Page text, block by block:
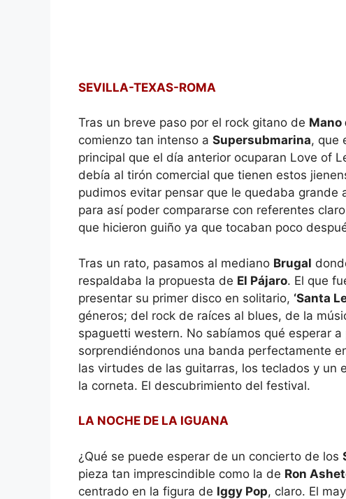
SEVILLA-TEXAS-ROMA
Tras un breve paso por el rock gitano de Mano
comienzo tan intenso a Supersubmarina, que
principal que el día anterior ocuparan Love of
debía al tirón comercial que tienen estos
pudimos evitar pensar que le quedaba
para así poder compararse con referentes
que hicieron guiño ya que tocaban poco
Tras un rato, pasamos al mediano Brugal
respaldaba la propuesta de El Pájaro. El que
presentar su primer disco en solitario, ‘Santa
géneros; del rock de raíces al blues, de la
spaguetti western. No sabíamos qué esperar
sorprendiéndonos una banda perfectamente
las virtudes de las guitarras, los teclados y un
la corneta. El descubrimiento del festival.
LA NOCHE DE LA IGUANA
¿Qué se puede esperar de un concierto de los
pieza tan imprescindible como la de Ron
centrado en la figura de Iggy Pop, claro. El